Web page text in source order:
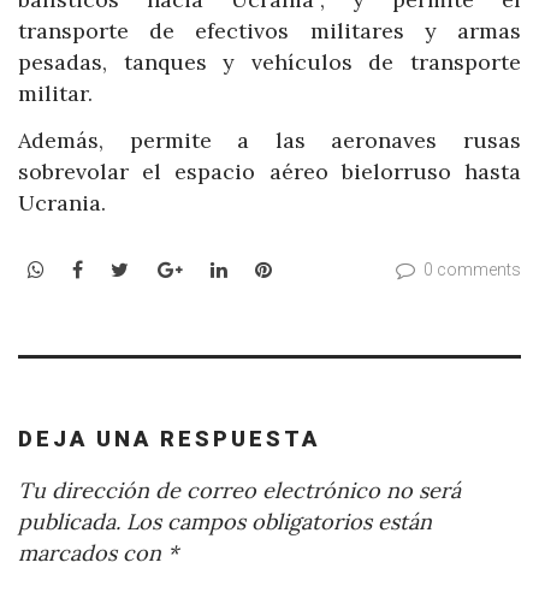
transporte de efectivos militares y armas
pesadas, tanques y vehículos de transporte
militar.
Además, permite a las aeronaves rusas
sobrevolar el espacio aéreo bielorruso hasta
Ucrania.
WhatsApp
Facebook
TwitterGoogle+LinkedInPinterest 0 comments
DEJA UNA RESPUESTA
Tu dirección de correo electrónico no será
publicada. Los campos obligatorios están
marcados con *